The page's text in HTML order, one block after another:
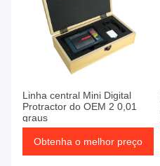
Linha central Mini Digital
Protractor do OEM 2 0,01
graus
Obtenha o melhor preço